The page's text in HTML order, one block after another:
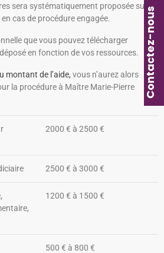
Contactez-nous
sera systématiquement proposée sur la
cas de procédure engagée.
que vous pouvez télécharger
en fonction de vos ressources.
montant de l’aide, vous n’aurez alors
la procédure à Maître Marie-Pierre
2000 € à 2500 €
2500 € à 3000 €
1200 € à 1500 €
500 € à 800 €